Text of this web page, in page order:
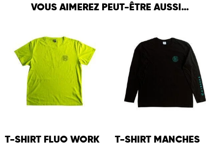
VOUS AIMEREZ PEUT-ÊTRE AUSSI…
T-SHIRT FLUO WORK
T-SHIRT MANCHES